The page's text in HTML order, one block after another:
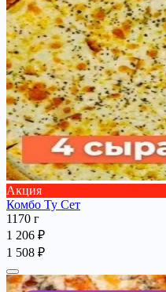
Акция
Комбо Ту Сет
1170 г
1 206 ₽
1 508 ₽